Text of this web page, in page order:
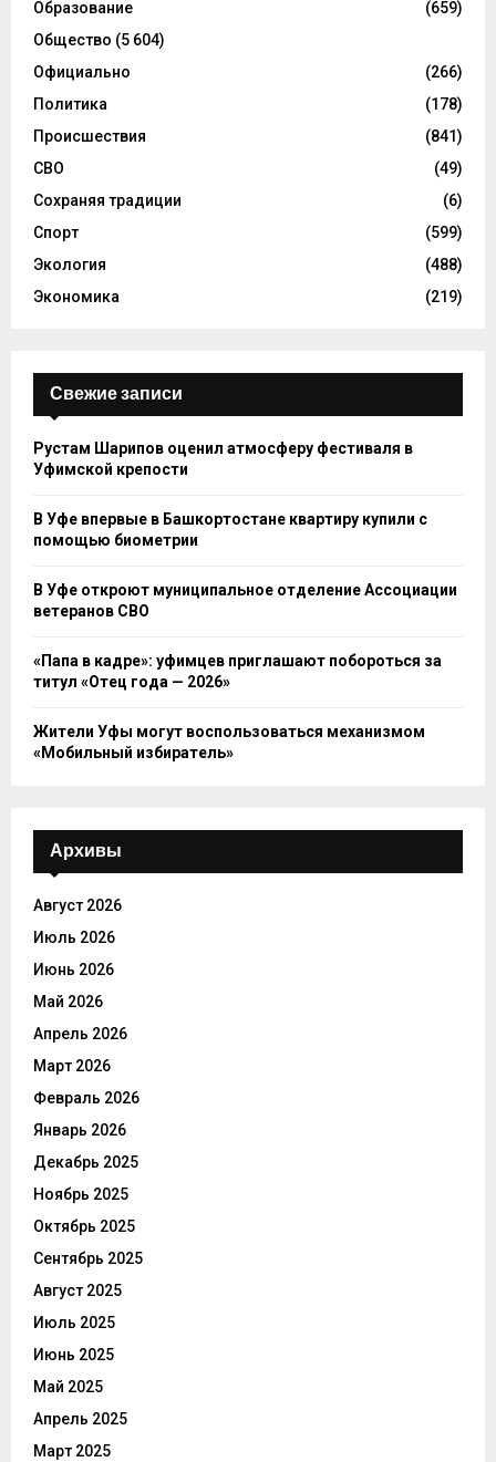
Образование
(659)
Общество (5 604)
Официально
(266)
Политика
(178)
Происшествия
(841)
СВО
(49)
Сохраняя традиции
(6)
Спорт
(599)
Экология
(488)
Экономика
(219)
Свежие записи
Рустам Шарипов оценил атмосферу фестиваля в
Уфимской крепости
В Уфе впервые в Башкортостане квартиру купили с
помощью биометрии
В Уфе откроют муниципальное отделение Ассоциации
ветеранов СВО
«Папа в кадре»: уфимцев приглашают побороться за
титул «Отец года — 2026»
Жители Уфы могут воспользоваться механизмом
«Мобильный избиратель»
Архивы
Август 2026
Июль 2026
Июнь 2026
Май 2026
Апрель 2026
Март 2026
Февраль 2026
Январь 2026
Декабрь 2025
Ноябрь 2025
Октябрь 2025
Сентябрь 2025
Август 2025
Июль 2025
Июнь 2025
Май 2025
Апрель 2025
Март 2025